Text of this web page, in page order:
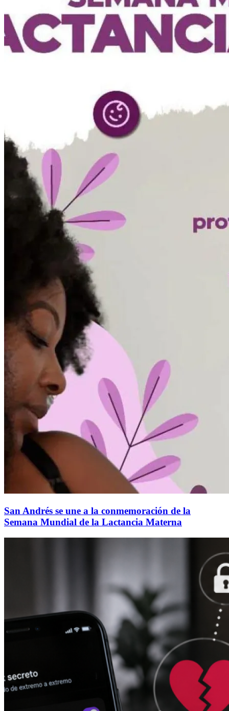
San Andrés se une a la conmemoración de la
Semana Mundial de la Lactancia Materna